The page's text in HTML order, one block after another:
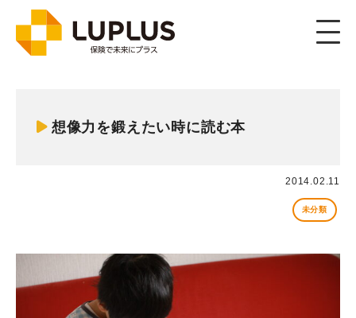
Member メンバー
想像力を鍛えたい時に読む本
2014.02.11
未分類